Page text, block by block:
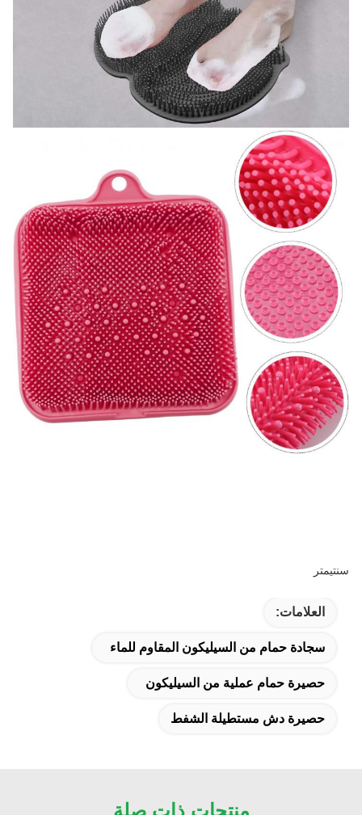
سنتيمتر
العلامات:
سجادة حمام من السيليكون المقاوم للماء
حصيرة حمام عملية من السيليكون
حصيرة دش مستطيلة الشفط